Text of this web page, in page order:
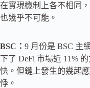
在實現機制上各不相同
也幾乎不可能。
BSC： 9 月份是 BSC 主
下了 DeFi 市場近 11%
快。但鏈上發生的幾起
悸。